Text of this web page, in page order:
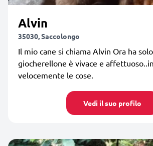
Alvin
35030, Saccolongo
Il mio cane si chiama Alvin Ora ha
giocherellone è vivace e
velocemente le cose.
Vedi il suo profilo